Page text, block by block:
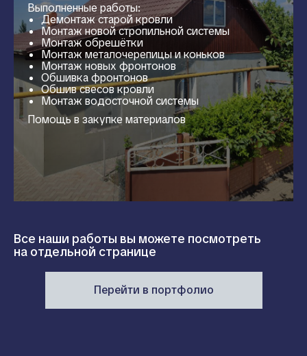
Выполненные работы:
Демонтаж старой кровли
Монтаж новой стропильной системы
Монтаж обрешётки
Монтаж металочерепицы и коньков
Монтаж новых фронтонов
Обшивка фронтонов
Обшив свесов кровли
Монтаж водосточной системы
Помощь в закупке материалов
Все наши работы вы можете посмотреть
на отдельной странице
Перейти в портфолио